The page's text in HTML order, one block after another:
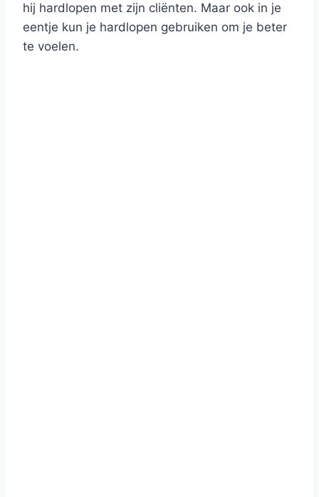
hij hardlopen met zijn cliënten. Maar ook in je
eentje kun je hardlopen gebruiken om je beter
te voelen.